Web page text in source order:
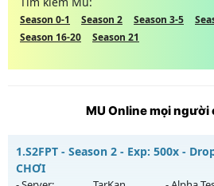
Season 0-1 Season 2 Season 3-5
Season 16-20
Season 21
MU Online mọi người
1.S2FPT - Season 2 - Exp: 500x -
CHƠI